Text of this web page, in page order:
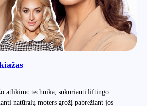
atlikimo technika, sukurianti liftingo
natūralų moters grožį pabrežiant jos